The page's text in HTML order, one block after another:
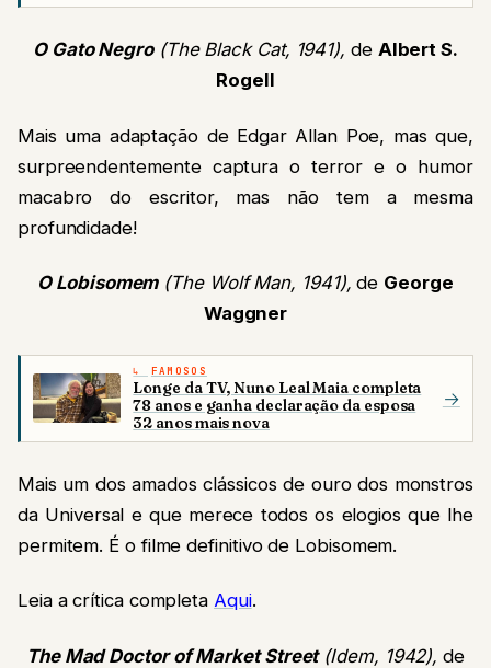
O Gato Negro(The Black Cat, 1941), de Albert S.
Rogell
Mais uma adaptação de Edgar Allan Poe, mas que,
surpreendentemente captura o terror e o humor
macabro do escritor, mas não tem a mesma
profundidade!
O Lobisomem(The Wolf Man, 1941),de George
Waggner
FAMOSOS
Longe da TV, Nuno Leal Maia completa
78 anos e ganha declaração da esposa
32 anos mais nova
→
Mais um dos amados clássicos de ouro dos monstros
da Universal e que merece todos os elogios que lhe
permitem. É o filme definitivo de Lobisomem.
Leia a crítica completa Aqui.
The Mad Doctor of Market Street (Idem, 1942),de